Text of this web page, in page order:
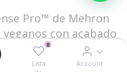
0
Lista
Account
Pro™️ de Mehron
con acabado
en una
van desde neón